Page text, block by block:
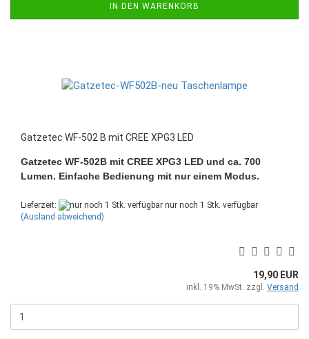
IN DEN WARENKORB
Gatzetec WF-502 B mit CREE XPG3 LED
Gatzetec WF-502B mit CREE XPG3 LED und ca. 700
Lumen. Einfache Bedienung mit nur einem Modus.
Lieferzeit:
nur noch 1 Stk. verfügbar
(Ausland abweichend)
19,90 EUR
inkl. 19% MwSt. zzgl. Versand